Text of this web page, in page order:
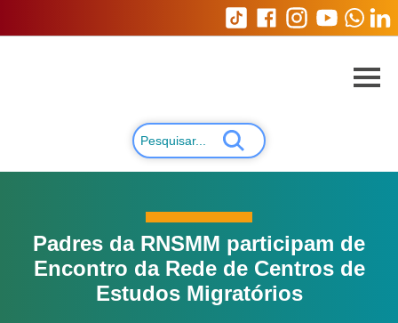
Padres da RNSMM participam de
Encontro da Rede de Centros de
Estudos Migratórios